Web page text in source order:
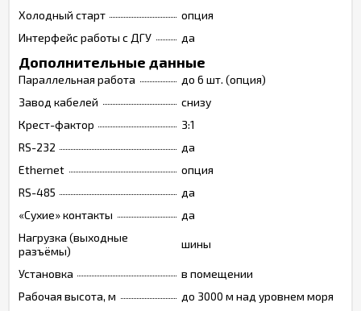
Холодный старт
опция
Интерфейс работы с ДГУ
да
Дополнительные данные
Параллельная работа
до 6 шт. (опция)
Завод кабелей
снизу
Крест-фактор
3:1
RS-232
да
Ethernet
опция
RS-485
да
«Сухие» контакты
да
Нагрузка (выходные
разъёмы)
шины
Установка
в помещении
Рабочая высота, м
до 3000 м над уровнем моря